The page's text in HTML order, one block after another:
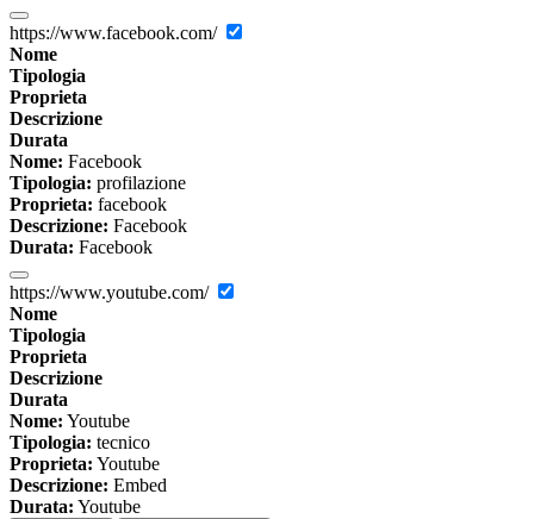
https://www.facebook.com/
Nome
Tipologia
Proprieta
Descrizione
Durata
Nome: Facebook
Tipologia: profilazione
Proprieta: facebook
Descrizione: Facebook
Durata: Facebook
https://www.youtube.com/
Nome
Tipologia
Proprieta
Descrizione
Durata
Nome: Youtube
Tipologia: tecnico
Proprieta: Youtube
Descrizione: Embed
Durata: Youtube